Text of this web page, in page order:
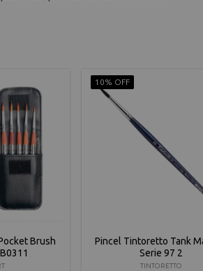
Brush
10% OFF
Pincel Tintoretto Tank
Serie 97 2
TINTORETTO